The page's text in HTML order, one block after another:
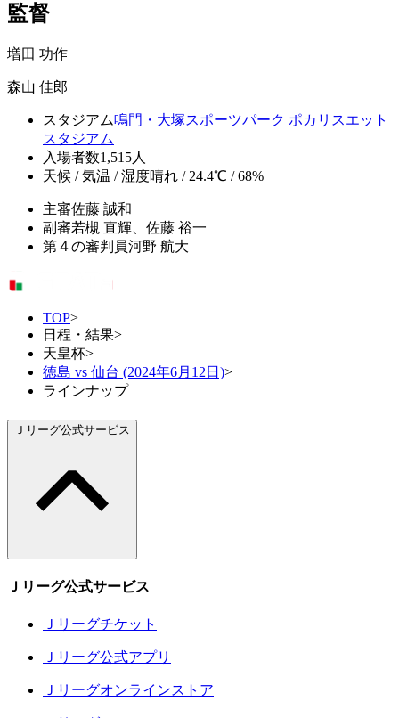
監督
増田 功作
森山 佳郎
スタジアム鳴門・大塚スポーツパーク ポカリスエット
スタジアム
入場者数1,515人
天候 / 気温 / 湿度晴れ / 24.4℃ / 68%
主審佐藤 誠和
副審若槻 直輝、佐藤 裕一
第４の審判員河野 航大
TOP>
日程・結果>
天皇杯>
徳島 vs 仙台 (2024年6月12日)>
ラインナップ
Ｊリーグ公式サービス
Ｊリーグ公式サービス
Ｊリーグチケット
Ｊリーグ公式アプリ
Ｊリーグオンラインストア